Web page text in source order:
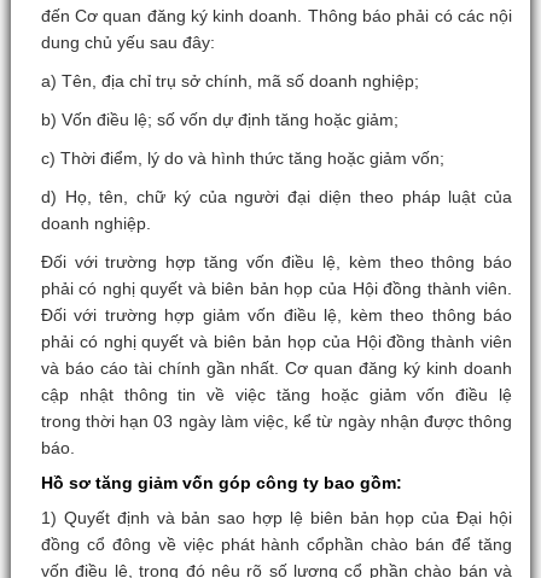
đến Cơ quan đăng ký kinh doanh. Thông báo phải có các nội
dung chủ yếu sau đây:
a) Tên, địa chỉ trụ sở chính, mã số doanh nghiệp;
b) Vốn điều lệ; số vốn dự định tăng hoặc giảm;
c) Thời điểm, lý do và hình thức tăng hoặc giảm vốn;
d) Họ, tên, chữ ký của người đại diện theo pháp luật của
doanh nghiệp.
Đối với trường hợp tăng vốn điều lệ, kèm theo thông báo
phải có nghị quyết và biên bản họp của Hội đồng thành viên.
Đối với trường hợp giảm vốn điều lệ, kèm theo thông báo
phải có nghị quyết và biên bản họp của Hội đồng thành viên
và báo cáo tài chính gần nhất. Cơ quan đăng ký kinh doanh
cập nhật thông tin về việc tăng hoặc giảm vốn điều lệ
trong thời hạn 03 ngày làm việc, kể từ ngày nhận được thông
báo.
Hồ sơ tăng giảm vốn góp công ty bao gồm:
1) Quyết định và bản sao hợp lệ biên bản họp của Đại hội
đồng cổ đông về việc phát hành cổphần chào bán để tăng
vốn điều lệ, trong đó nêu rõ số lượng cổ phần chào bán và